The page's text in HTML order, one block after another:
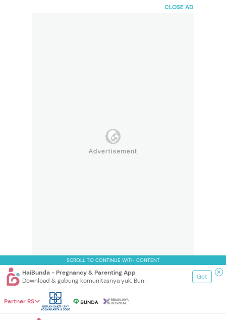
CLOSE AD
SCROLL TO CONTINUE WITH CONTENT
HaiBunda - Pregnancy & Parenting App
Download & gabung komunitasnya yuk, Bun!
Get
Partner RS